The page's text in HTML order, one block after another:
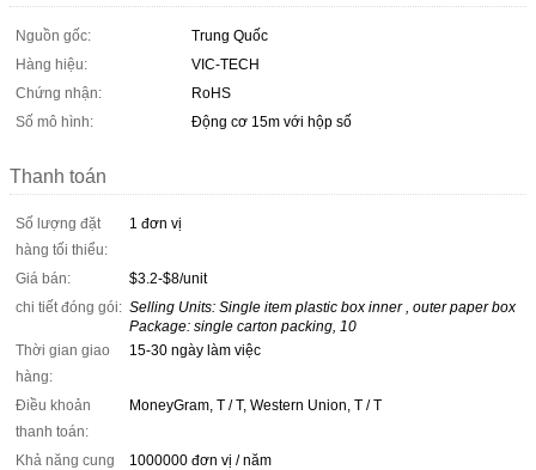
Nguồn gốc:
Trung Quốc
Hàng hiệu:
VIC-TECH
Chứng nhận:
RoHS
Số mô hình:
Động cơ 15m với hộp số
Thanh toán
Số lượng đặt
hàng tối thiểu:
1 đơn vị
Giá bán:
$3.2-$8/unit
chi tiết đóng gói: Selling Units: Single item plastic box inner , outer paper box
Package: single carton packing, 10
Thời gian giao
hàng:
15-30 ngày làm việc
Điều khoản
thanh toán:
MoneyGram, T / T, Western Union, T / T
Khả năng cung
1000000 đơn vị / năm